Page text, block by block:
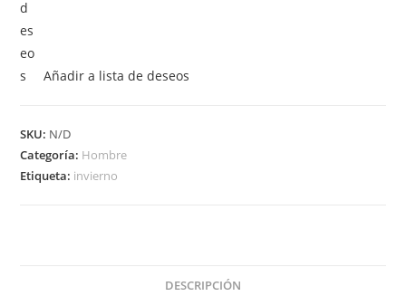
Añadir a lista de deseos
SKU: N/D
Categoría: Hombre
Etiqueta: invierno
DESCRIPCIÓN